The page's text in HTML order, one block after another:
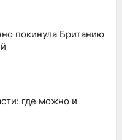
покинула Британию
где можно и